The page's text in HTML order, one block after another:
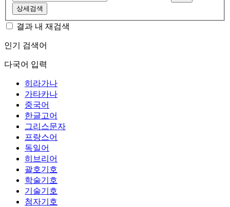
상세검색
결과 내 재검색
인기 검색어
다국어 입력
히라가나
가타카나
중국어
한글고어
그리스문자
프랑스어
독일어
히브리어
괄호기호
학술기호
기술기호
첨자기호